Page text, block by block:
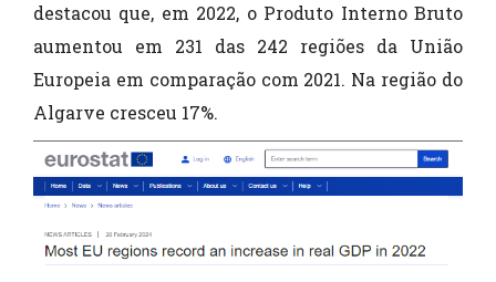
destacou que, em 2022, o Produto Interno Bruto
aumentou em 231 das 242 regiões da União
Europeia em comparação com 2021. Na região do
Algarve cresceu 17%.